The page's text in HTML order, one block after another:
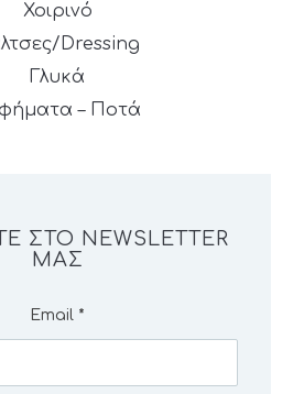
Χοιρινό
Dressing
Γλυκά
– Ποτά
ΣΤΟ NEWSLETTER
ΜΑΣ
Email *